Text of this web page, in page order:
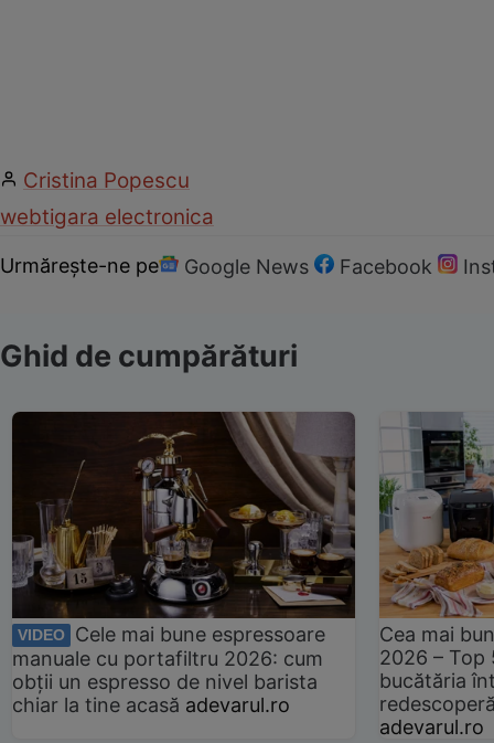
Cristina Popescu
webtigara electronica
Urmărește-ne pe Google News Facebook
Ghid de cumpărături
VIDEO
Cele mai bune espressoare
manuale cu portafiltru 2026: cum
obții un espresso de nivel barista
chiar la tine acasă adevarul.ro
Cea mai
2026 –
bucătăria
adevarul.ro